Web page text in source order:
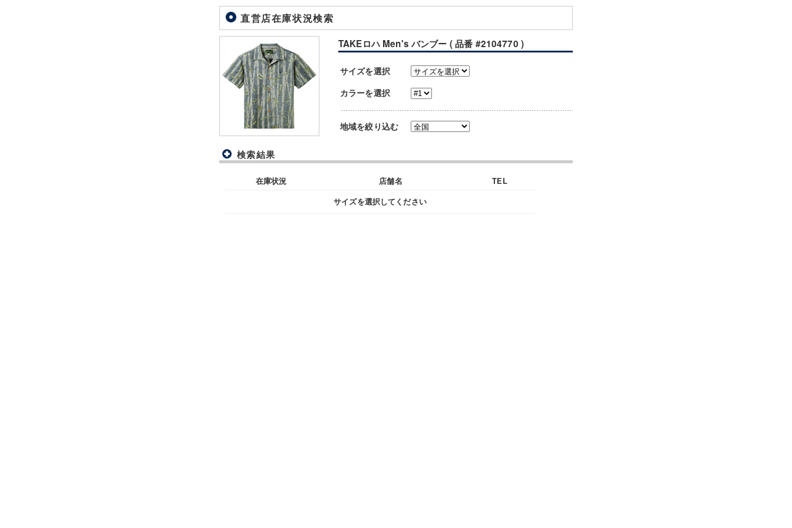
直営店在庫状況検索
TAKEロハ Men's バンブー ( 品番 #2104770 )
サイズを選択
カラーを選択
地域を絞り込む
検索結果
在庫状況 店舗名
TEL
サイズを選択してください